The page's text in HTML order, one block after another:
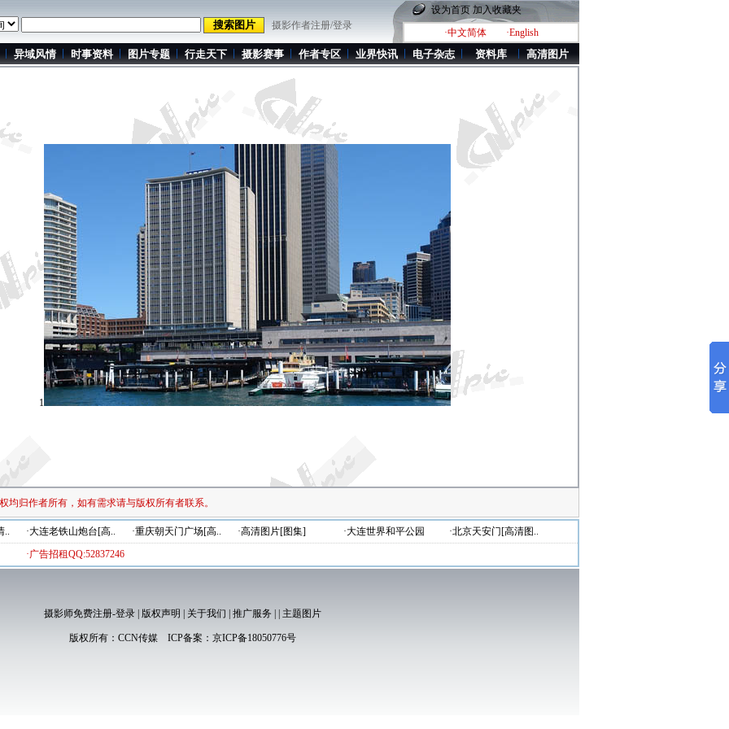
摄影作者注册/登录
设为首页 加入收藏夹
·中文简体
·English
异域风情 时事资料 图片专题 行走天下 摄影赛事 作者专区 业界快讯 电子杂志 资料库 高清图片
1
均归作者所有，如有需求请与版权所有者联系。
.. ·大连老铁山炮台[高.. ·重庆朝天门广场[高.. ·高清图片[图集] ·大连世界和平公园
·北京天安门[高清图..
·广告招租QQ:52837246
摄影师免费注册-登录| 版权声明 关于我们 推广服务 主题图片
版权所有： CCN传媒ICP备案： 京ICP备18050776号